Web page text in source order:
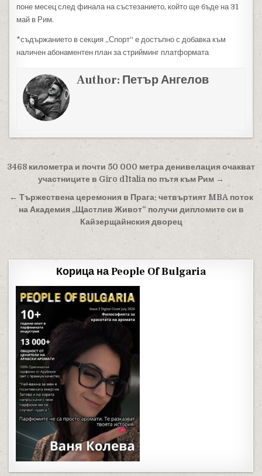
поне месец след финала на състезанието, който ще бъде на 31
май в Рим.
*съдържанието в секция „Спорт“ е достъпно с добавка към
наличен абонаментен план за стрийминг платформата
Author: Петър Ангелов
Навигация
3468 километра и почти 50 000 метра денивелация очакват
участниците в Giro d`Italia по пътя към Рим →
← Тържествена церемония в Прага: четвъртият MBA поток
на Академия „Щастлив Живот“ получи дипломите си в
Кайзерщайнския дворец
Корица на People Of Bulgaria